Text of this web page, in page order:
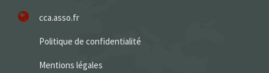
cca.asso.fr
Politique de confidentialité
Mentions légales